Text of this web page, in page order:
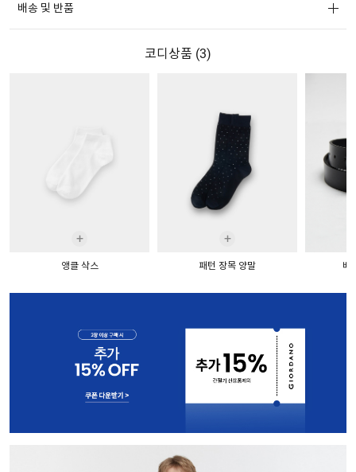
배송 및 반품
코디상품 (3)
+
앵클 삭스
+
패턴 장목 양말 베